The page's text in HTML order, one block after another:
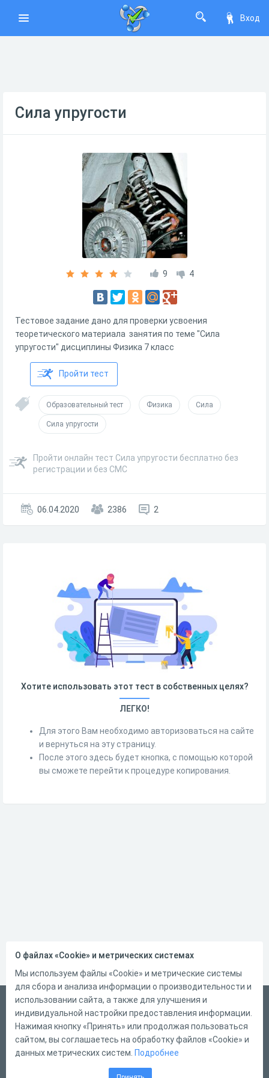
Вход
Сила упругости
9 4
Тестовое задание дано для проверки усвоения
теоретического материала занятия по теме "Сила
упругости" дисциплины Физика 7 класс
Пройти тест
Образовательный тест Физика Сила
Сила упругости
Пройти онлайн тест Сила упругости бесплатно без
регистрации и без СМС
06.04.2020 2386 2
Хотите использовать этот тест в собственных целях?
ЛЕГКО!
Для этого Вам необходимо авторизоваться на сайте
и вернуться на эту страницу.
После этого здесь будет кнопка, с помощью которой
вы сможете перейти к процедуре копирования.
Русский
Справка
Форма обратной связи
О файлах «Cookie» и метрических системах
Мы используем файлы «Cookie» и метрические системы
для сбора и анализа информации о производительности и
использовании сайта, а также для улучшения и
индивидуальной настройки предоставления информации.
Нажимая кнопку «Принять» или продолжая пользоваться
сайтом, вы соглашаетесь на обработку файлов «Cookie» и
данных метрических систем. Подробнее